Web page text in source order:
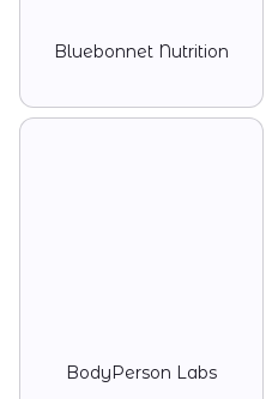
Bluebonnet Nutrition
BodyPerson Labs